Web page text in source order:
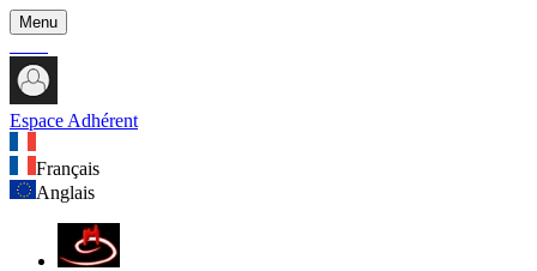
Menu
Espace Adhérent
Français
Anglais